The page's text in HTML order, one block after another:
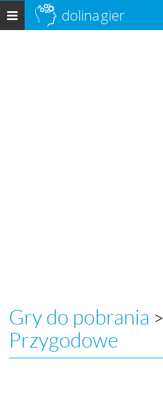
Menu
główne
dolinagier
Gry do pobrania >
Przygodowe